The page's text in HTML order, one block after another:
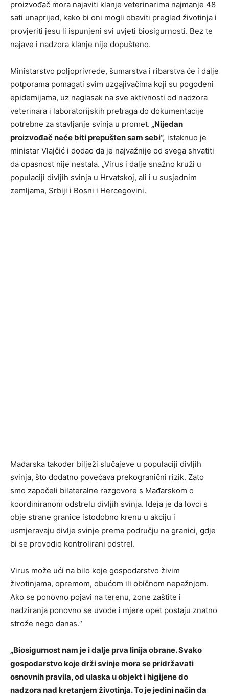
proizvođač mora najaviti klanje veterinarima najmanje 48
sati unaprijed, kako bi oni mogli obaviti pregled životinja i
provjeriti jesu li ispunjeni svi uvjeti biosigurnosti. Bez te
najave i nadzora klanje nije dopušteno.
Ministarstvo poljoprivrede, šumarstva i ribarstva će i dalje
potporama pomagati svim uzgajivačima koji su pogođeni
epidemijama, uz naglasak na sve aktivnosti od nadzora
veterinara i laboratorijskih pretraga do dokumentacije
potrebne za stavljanje svinja u promet. „Nijedan
proizvođač neće biti prepušten sam sebi“, istaknuo je
ministar Vlajčić i dodao da je najvažnije od svega shvatiti
da opasnost nije nestala. „Virus i dalje snažno kruži u
populaciji divljih svinja u Hrvatskoj, ali i u susjednim
zemljama, Srbiji i Bosni i Hercegovini.
Mađarska također bilježi slučajeve u populaciji divljih
svinja, što dodatno povećava prekogranični rizik. Zato
smo započeli bilateralne razgovore s Mađarskom o
koordiniranom odstrelu divljih svinja. Ideja je da lovci s
obje strane granice istodobno krenu u akciju i
usmjeravaju divlje svinje prema području na granici, gdje
bi se provodio kontrolirani odstrel.
Virus može ući na bilo koje gospodarstvo živim
životinjama, opremom, obućom ili običnom nepažnjom.
Ako se ponovno pojavi na terenu, zone zaštite i
nadziranja ponovno se uvode i mjere opet postaju znatno
strože nego danas.“
„Biosigurnost nam je i dalje prva linija obrane. Svako
gospodarstvo koje drži svinje mora se pridržavati
osnovnih pravila, od ulaska u objekt i higijene do
nadzora nad kretanjem životinja. To je jedini način da